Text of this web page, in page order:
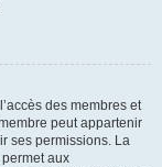
des membres et
peut appartenir
ses permissions. La
aux